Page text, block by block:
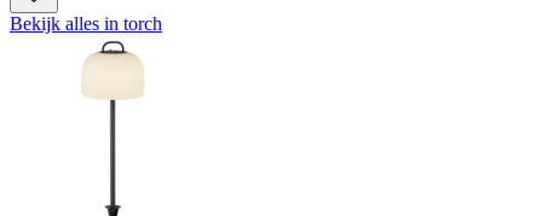
Bekijk alles in torch